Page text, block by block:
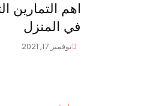
اهم التمارين
في المنزل
نوفمبر 17, 2021